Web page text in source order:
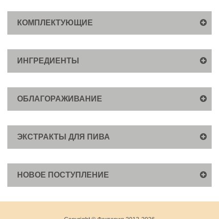
КОМПЛЕКТУЮЩИЕ
ИНГРЕДИЕНТЫ
ОБЛАГОРАЖИВАНИЕ
ЭКСТРАКТЫ ДЛЯ ПИВА
НОВОЕ ПОСТУПЛЕНИЕ